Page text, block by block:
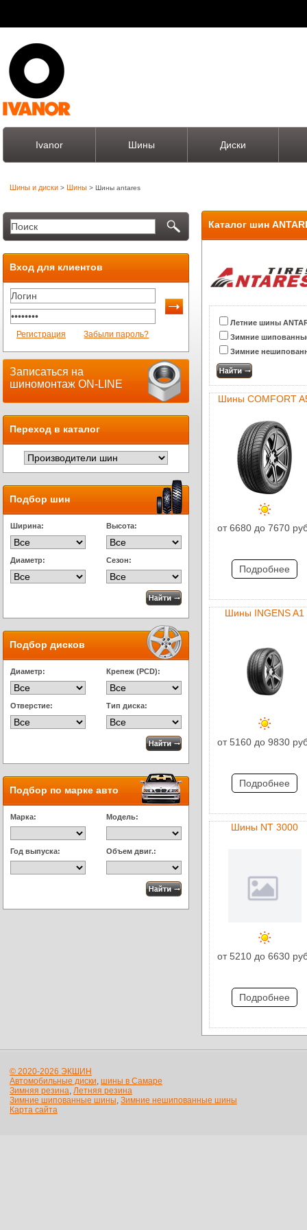
Ivanor Шины Диски
Шины и диски > Шины > Шины antares
Вход для клиентов
Регистрация Забыли пароль?
Записаться на
шиномонтаж ON-LINE
Переход в каталог
Подбор шин
Ширина: Высота:
Диаметр: Сезон:
Подбор дисков
Диаметр: Крепеж (PCD):
Отверстие: Тип диска:
Подбор по марке авто
Марка: Модель:
Год выпуска: Объем двиг.:
Каталог шин
Летние шины
Зимние
Зимние
Шины COMFORT
от 6680 до 7670
Подробнее
Шины INGENS A1
от 5160 до 9830
Подробнее
Шины NT 3000
от 5210 до 6630
Подробнее
© 2020-2026 ЭКШИН
Автомобильные диски, шины в Самаре
Зимняя резина, Летняя резина
Зимние шипованные шины, Зимние нешипованные шины
Карта сайта